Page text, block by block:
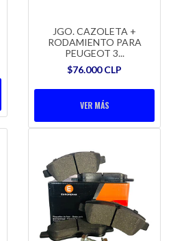
JGO. CAZOLETA +
RODAMIENTO PARA
PEUGEOT 3...
$76.000 CLP
VER MÁS